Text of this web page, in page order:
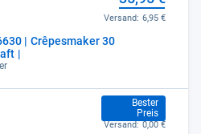
| Crêpesmaker 30
|
Versand: 6,95 €
Bester
Preis
35,99 €
Versand: 0,00 €